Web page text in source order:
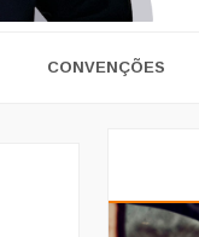
CONVENÇÕES